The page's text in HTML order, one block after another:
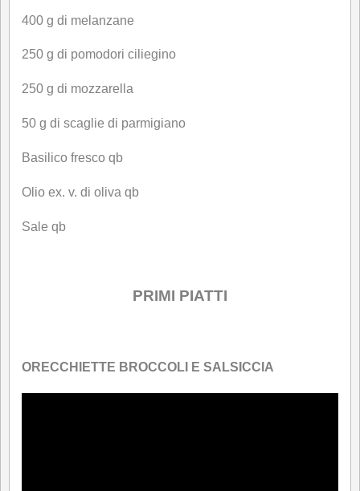
400 g di melanzane
250 g di pomodori ciliegino
250 g di mozzarella
50 g di scaglie di parmigiano
Basilico fresco qb
Olio ex. v. di oliva qb
Sale qb
PRIMI PIATTI
ORECCHIETTE BROCCOLI E SALSICCIA